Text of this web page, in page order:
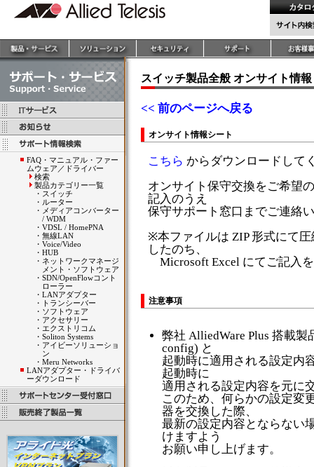
FAQ・マニュアル・ファー
ムウェア／ドライバー
検索
製品カテゴリー一覧
・ スイッチ
・ ルーター
・ メディアコンバーター
/ WDM
・ VDSL / HomePNA
・ 無線LAN
・ Voice/Video
・ HUB
・ ネットワークマネージ
メント・ソフトウェア
・ SDN/OpenFlowコント
ローラー
・ LANアダプター
・
トランシーバー
・ ソフトウェア
・ アクセサリー
・ エクストリコム
・ Soliton Systems
・ アイビーソリューショ
ン
・ Meru Networks
LANアダプター・ドライバ
ーダウンロード
スイッチ製品全般 オンサイト情報
<< 前のページへ戻る
オンサイト情報シート
こちら からダウンロードして
オンサイト保守交換をご希望
記入のうえ
保守サポート窓口までご連絡
※本ファイルは ZIP 形式にて
したのち、
Microsoft Excel にてご記入
注意事項
弊社 AlliedWare Plus 搭載
config) と
起動時に適用される設定内
起動時に
適用される設定内容を元に
このため、何らかの設定変
器を交換した際、
最新の設定内容とならない
けますよう
お願い申し上げます。